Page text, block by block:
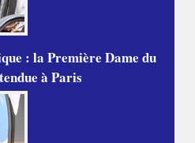
: la Première Dame du
à Paris